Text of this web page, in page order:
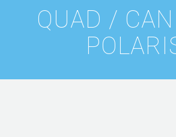
QUAD /